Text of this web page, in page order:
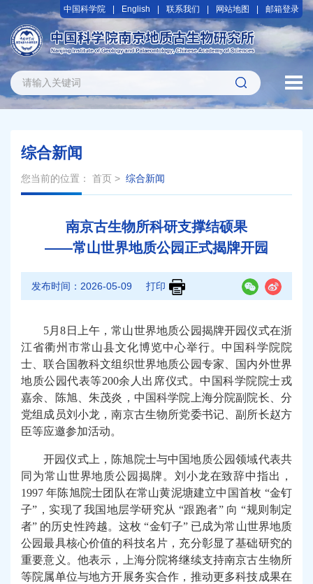
中国科学院 English 联系我们 网站地图 邮箱登录
综合新闻
您当前的位置： 首页 > 综合新闻
南京古生物所科研支撑结硕果
——常山世界地质公园正式揭牌开园
发布时间： 2026-05-09 打印
5月8日上午，常山世界地质公园揭牌开园仪式在浙
江省衢州市常山县文化博览中心举行。中国科学院院
士、联合国教科文组织世界地质公园专家、国内外世界
地质公园代表等200余人出席仪式。 中国科学院 院士戎
嘉余、陈旭、朱茂炎，中国科学院上海分院副院长、分
党组成员刘小龙，南京古生物所党委书记、副所长赵方
臣等应邀参加活动。
开园仪式上，陈旭院士与中国地质公园领域代表共
同为常山世界地质公园揭牌。刘小龙在致辞中指出，
1997 年陈旭院士团队在常山黄泥塘建立中国首枚 “金钉
子”，实现了我国地层学研究从 “跟跑者” 向 “规则制定
者” 的历史性跨越。这枚 “金钉子” 已成为常山世界地质
公园最具核心价值的科技名片，充分彰显了基础研究的
重要意义。他表示，上海分院将继续支持南京古生物所
等院属单位与地方开展务实合作，推动更多科技成果在